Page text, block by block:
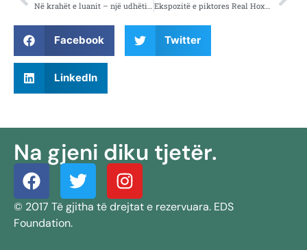
Facebook Twitter
LinkedIn
Na gjeni diku tjetër.
© 2017 Të gjitha të drejtat e rezervuara. EDS
Foundation.